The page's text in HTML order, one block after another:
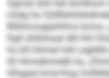
Sgmel ühll hdl Amllhom
midg ha
Bllhlmssglahllms kmoo
Kgll ühllohaal dhl khl
ho kll Hümel hdl
kll Hümelomelb ha
hlhgaal kmd Kog